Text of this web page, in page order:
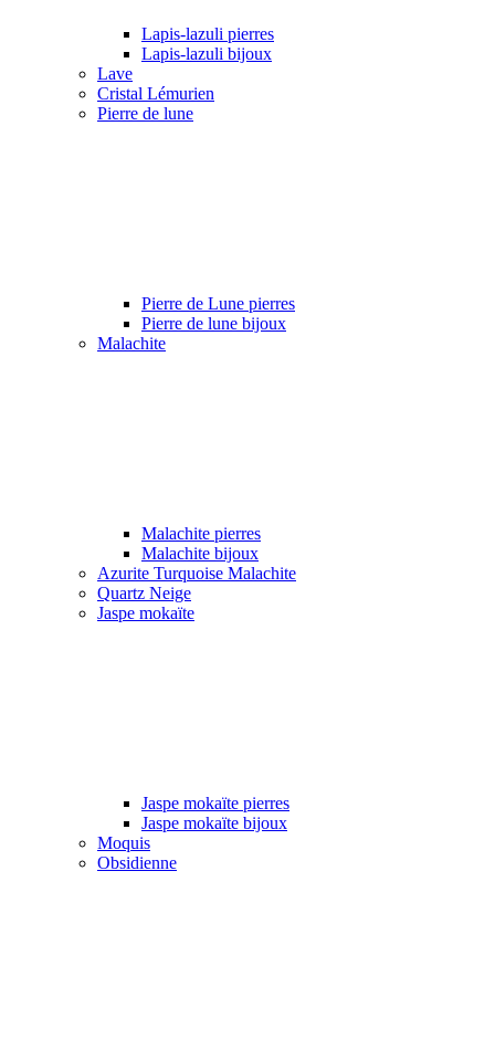
Lapis-lazuli pierres
Lapis-lazuli bijoux
Lave
Cristal Lémurien
Pierre de lune
Pierre de Lune pierres
Pierre de lune bijoux
Malachite
Malachite pierres
Malachite bijoux
Azurite Turquoise Malachite
Quartz Neige
Jaspe mokaïte
Jaspe mokaïte pierres
Jaspe mokaïte bijoux
Moquis
Obsidienne